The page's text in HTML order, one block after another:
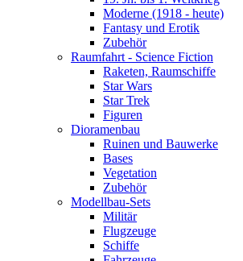
Moderne (1918 - heute)
Fantasy und Erotik
Zubehör
Raumfahrt - Science Fiction
Raketen, Raumschiffe
Star Wars
Star Trek
Figuren
Dioramenbau
Ruinen und Bauwerke
Bases
Vegetation
Zubehör
Modellbau-Sets
Militär
Flugzeuge
Schiffe